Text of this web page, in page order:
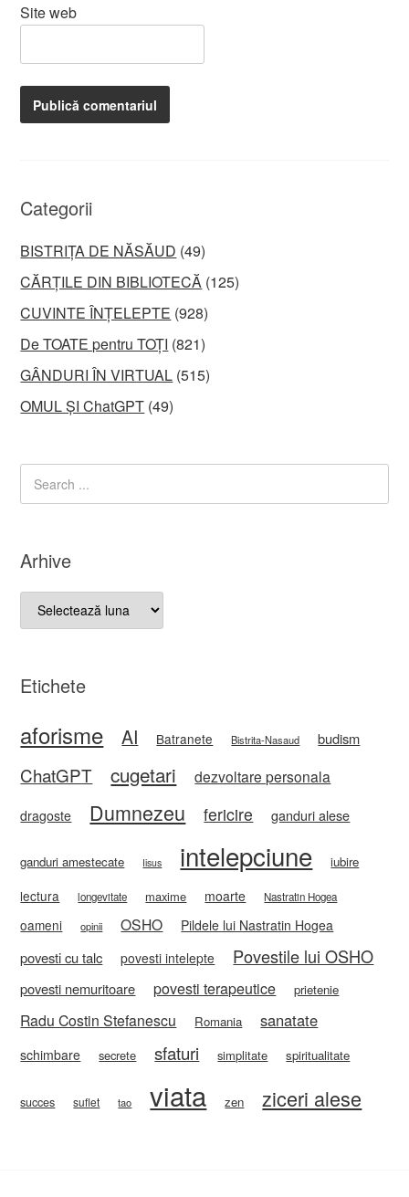
Site web
Categorii
BISTRIȚA DE NĂSĂUD (49)
CĂRȚILE DIN BIBLIOTECĂ (125)
CUVINTE ÎNȚELEPTE (928)
De TOATE pentru TOȚI (821)
GÂNDURI ÎN VIRTUAL (515)
OMUL ȘI ChatGPT (49)
Arhive
Arhive
Etichete
aforisme AI Batranete Bistrita-Nasaud budism
ChatGPT cugetari dezvoltare personala
dragoste Dumnezeu fericire ganduri alese
ganduri amestecate Iisus intelepciune iubire
lectura longevitate maxime moarte Nastratin Hogea
oameni opinii OSHO Pildele lui Nastratin Hogea
povesti cu talc povesti intelepte Povestile lui OSHO
povesti nemuritoare povesti terapeutice prietenie
Radu Costin Stefanescu Romania sanatate
schimbare secrete sfaturi simplitate spiritualitate
succes suflet tao viata zen ziceri alese